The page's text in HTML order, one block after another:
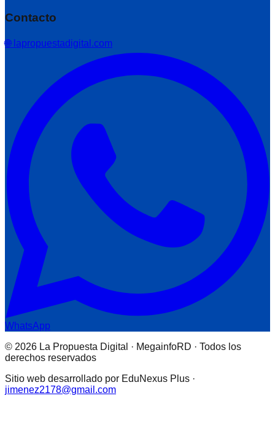
Contacto
🌐 lapropuestadigital.com
WhatsApp
© 2026 La Propuesta Digital · MegainfoRD · Todos los
derechos reservados
Sitio web desarrollado por EduNexus Plus ·
jimenez2178@gmail.com